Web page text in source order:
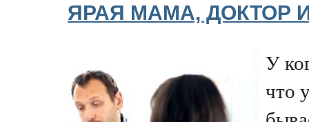
ЯРАЯ МАМА, ДОКТОР
У
что